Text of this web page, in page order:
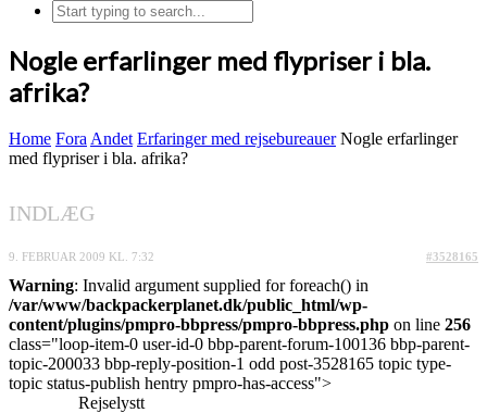
Nogle erfarlinger med flypriser i bla.
afrika?
Home Fora Andet Erfaringer med rejsebureauer Nogle erfarlinger
med flypriser i bla. afrika?
INDLÆG
9. FEBRUAR 2009 KL. 7:32 #3528165
Warning: Invalid argument supplied for foreach() in
/var/www/backpackerplanet.dk/public_html/wp-
content/plugins/pmpro-bbpress/pmpro-bbpress.php on line 256
class="loop-item-0 user-id-0 bbp-parent-forum-100136 bbp-parent-
topic-200033 bbp-reply-position-1 odd post-3528165 topic type-
topic status-publish hentry pmpro-has-access">
Rejselystt